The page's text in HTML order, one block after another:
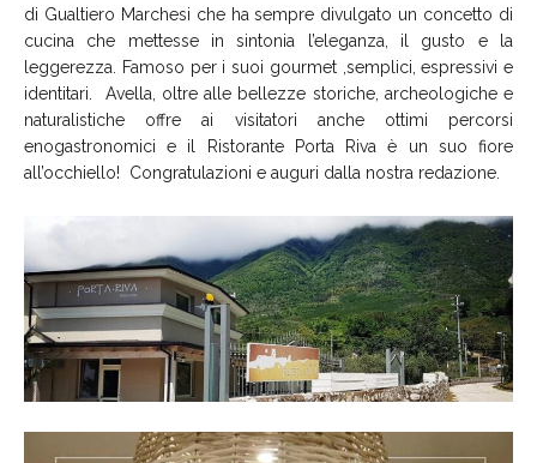
di Gualtiero Marchesi che ha sempre divulgato un concetto di
cucina che mettesse in sintonia l’eleganza, il gusto e la
leggerezza. Famoso per i suoi gourmet ,semplici, espressivi e
identitari. Avella, oltre alle bellezze storiche, archeologiche e
naturalistiche offre ai visitatori anche ottimi percorsi
enogastronomici e il Ristorante Porta Riva è un suo fiore
all’occhiello! Congratulazioni e auguri dalla nostra redazione.